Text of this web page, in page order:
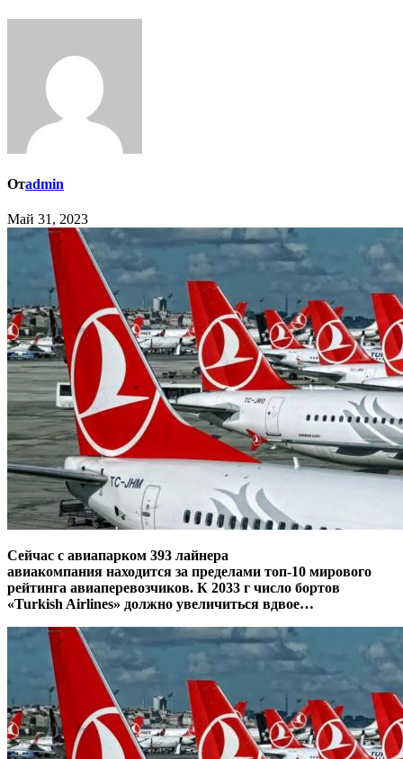
Отadmin
Май 31, 2023
Сейчас с авиапарком 393 лайнера
авиакомпания находится за пределами топ-10 мирового
рейтинга авиаперевозчиков. К 2033 г число бортов
«Turkish Airlines» должно увеличиться вдвое…